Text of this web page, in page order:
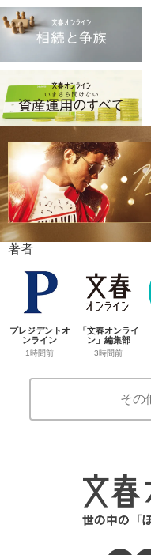
著者
プレジデントオ
ンライン
1時間前
「文春オンライ
ン」編集部
3時間前
その